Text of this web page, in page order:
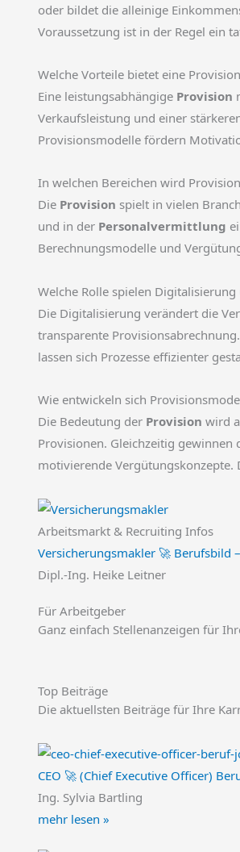
oder bildet die alleinige
Voraussetzung ist in der Regel ein
Welche Vorteile bietet eine
Eine leistungsabhängige Provision
Verkaufsleistung und einer
Provisionsmodelle fördern
In welchen Bereichen wird
Die Provision spielt in vielen
und in der Personalvermittlung
Berechnungsmodelle und
Welche Rolle spielen
Die Digitalisierung verändert die
transparente Provisionsabrechnung.
lassen sich Prozesse effizienter
Wie entwickeln sich
Die Bedeutung der Provision wird
Provisionen. Gleichzeitig
motivierende
Arbeitsmarkt & Recruiting Infos
Versicherungsmakler 🚀 Berufsbild
Dipl.-Ing. Heike Leitner
Für Arbeitgeber
Ganz einfach Stellenanzeigen für
Top Beiträge
Die aktuellsten Beiträge für Ihre
CEO 🚀 (Chief Executive Officer)
Ing. Sylvia Bartling
mehr lesen »